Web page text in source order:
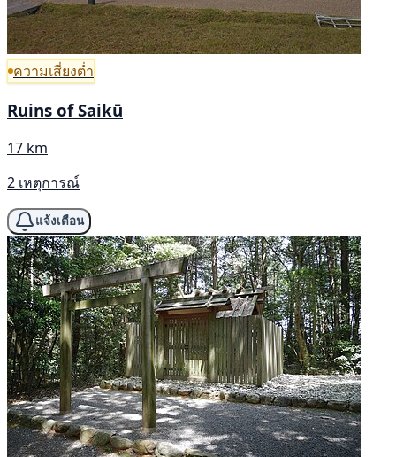
ความเสี่ยงต่ำ
Ruins of Saikū
17 km
2 เหตุการณ์
แจ้งเตือน